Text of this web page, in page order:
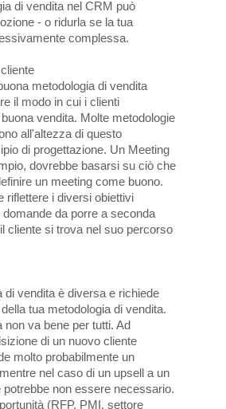
di vendita nel CRM può
- o ridurla se la tua
complessa.
metodologia di vendita
il modo in cui i clienti
vendita. Molte metodologie
all'altezza di questo
di progettazione. Un Meeting
dovrebbe basarsi su ciò che
un meeting come buono.
riflettere i diversi obiettivi
domande da porre a seconda
cliente si trova nel suo percorso
di vendita è diversa e richiede
tua metodologia di vendita.
non va bene per tutti. Ad
di un nuovo cliente
molto probabilmente un
nel caso di un upsell a un
potrebbe non essere necessario.
(RFP, PMI, settore